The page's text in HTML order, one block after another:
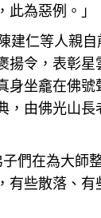
為惡例。」
建仁等人親
揚令，表彰
身坐龕在佛
，由佛光山
們在為大師
有些散落、